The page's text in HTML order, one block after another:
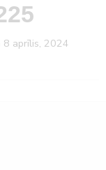
8 aprīlis, 2024